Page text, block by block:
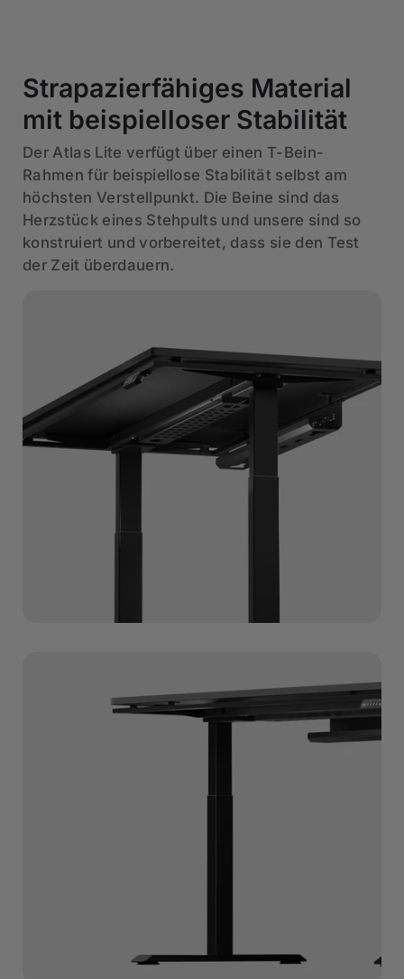
Strapazierfähiges Material
mit beispielloser Stabilität
Der Atlas Lite verfügt über einen T-Bein-
Rahmen für beispiellose Stabilität selbst am
höchsten Verstellpunkt. Die Beine sind das
Herzstück eines Stehpults und unsere sind so
konstruiert und vorbereitet, dass sie den Test
der Zeit überdauern.